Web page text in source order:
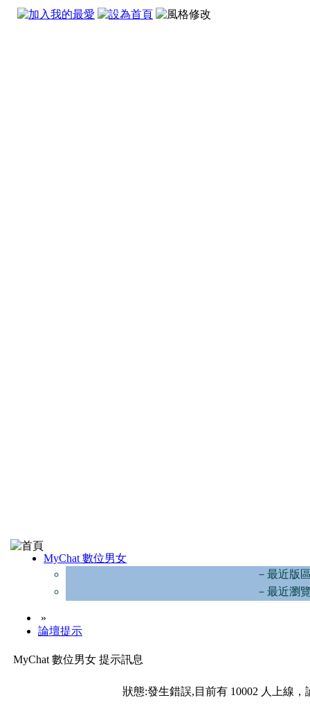
MyChat 數位男女
－最近版
－最近瀏
»
論壇提示
MyChat 數位男女 提示訊息
狀態:發生錯誤,目前有 10002 人上線